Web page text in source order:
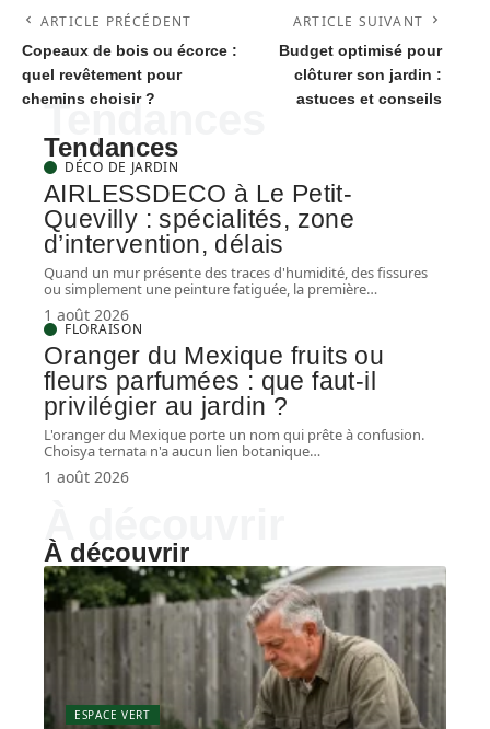
ARTICLE PRÉCÉDENT
Copeaux de bois ou écorce :
quel revêtement pour
chemins choisir ?
ARTICLE SUIVANT
Budget optimisé pour
clôturer son jardin :
astuces et conseils
Tendances
Tendances
DÉCO DE JARDIN
AIRLESSDECO à Le Petit-
Quevilly : spécialités, zone
d’intervention, délais
Quand un mur présente des traces d'humidité, des fissures
ou simplement une peinture fatiguée, la première…
1 août 2026
FLORAISON
Oranger du Mexique fruits ou
fleurs parfumées : que faut-il
privilégier au jardin ?
L'oranger du Mexique porte un nom qui prête à confusion.
Choisya ternata n'a aucun lien botanique…
1 août 2026
À découvrir
ESPACE VERT